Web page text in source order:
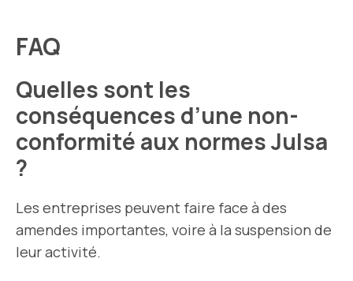
FAQ
Quelles sont les
conséquences d’une non-
conformité aux normes Julsa
?
Les entreprises peuvent faire face à des
amendes importantes, voire à la suspension de
leur activité.